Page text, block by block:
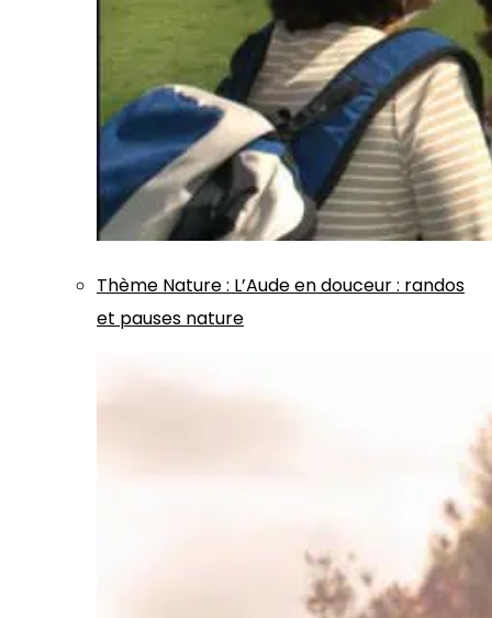
Thème Nature: L’Aude en douceur : randos
et pauses nature